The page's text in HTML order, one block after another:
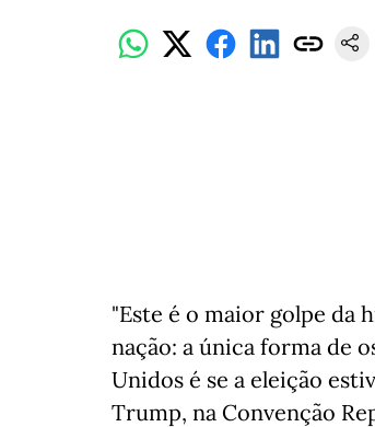
"Este é o maior golpe da
nação: a única forma de
Unidos é se a eleição
Trump, na Convenção